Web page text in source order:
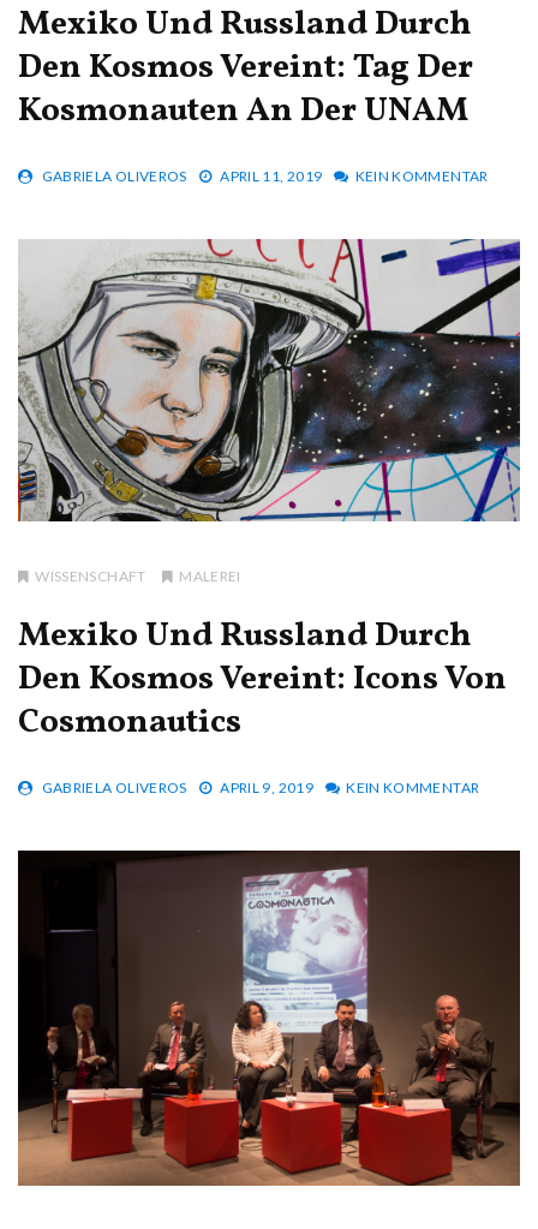
Mexiko Und Russland Durch
Den Kosmos Vereint: Tag Der
Kosmonauten An Der UNAM
GABRIELA OLIVEROS APRIL 11, 2019 KEIN KOMMENTAR
WISSENSCHAFT MALEREI
Mexiko Und Russland Durch
Den Kosmos Vereint: Icons Von
Cosmonautics
GABRIELA OLIVEROS APRIL 9, 2019 KEIN KOMMENTAR